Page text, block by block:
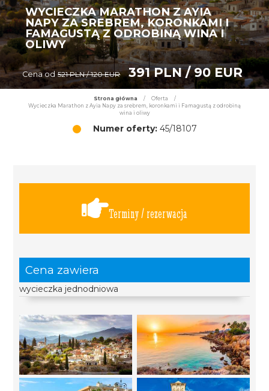
WYCIECZKA MARATHON Z AYIA
NAPY ZA SREBREM, KORONKAMI I
FAMAGUSTĄ Z ODROBINĄ WINA I
OLIWY
Cena od 521 PLN / 120 EUR 391 PLN / 90 EUR
Strona główna / Oferta
/
Wycieczka Marathon z Ayia Napy za srebrem, koronkami i Famagustą z odrobiną
wina i oliwy
Numer oferty:45/18107
Terminy / rezerwacja
Cena zawiera
wycieczka jednodniowa